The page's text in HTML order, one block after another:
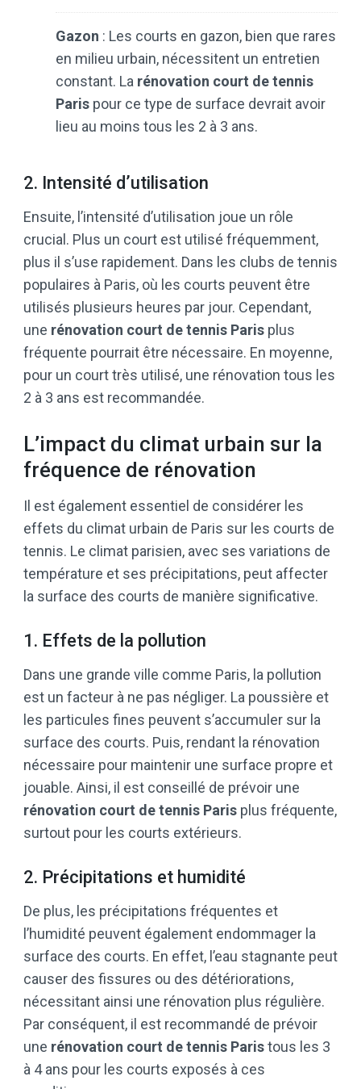
Gazon : Les courts en gazon, bien que rares
en milieu urbain, nécessitent un entretien
constant. La rénovation court de tennis
Paris pour ce type de surface devrait avoir
lieu au moins tous les 2 à 3 ans.
2. Intensité d’utilisation
Ensuite, l’intensité d’utilisation joue un rôle
crucial. Plus un court est utilisé fréquemment,
plus il s’use rapidement. Dans les clubs de tennis
populaires à Paris, où les courts peuvent être
utilisés plusieurs heures par jour. Cependant,
une rénovation court de tennis Paris plus
fréquente pourrait être nécessaire. En moyenne,
pour un court très utilisé, une rénovation tous les
2 à 3 ans est recommandée.
L’impact du climat urbain sur la
fréquence de rénovation
Il est également essentiel de considérer les
effets du climat urbain de Paris sur les courts de
tennis. Le climat parisien, avec ses variations de
température et ses précipitations, peut affecter
la surface des courts de manière significative.
1. Effets de la pollution
Dans une grande ville comme Paris, la pollution
est un facteur à ne pas négliger. La poussière et
les particules fines peuvent s’accumuler sur la
surface des courts. Puis, rendant la rénovation
nécessaire pour maintenir une surface propre et
jouable. Ainsi, il est conseillé de prévoir une
rénovation court de tennis Paris plus fréquente,
surtout pour les courts extérieurs.
2. Précipitations et humidité
De plus, les précipitations fréquentes et
l’humidité peuvent également endommager la
surface des courts. En effet, l’eau stagnante peut
causer des fissures ou des détériorations,
nécessitant ainsi une rénovation plus régulière.
Par conséquent, il est recommandé de prévoir
une rénovation court de tennis Paristous les 3
à 4 ans pour les courts exposés à ces